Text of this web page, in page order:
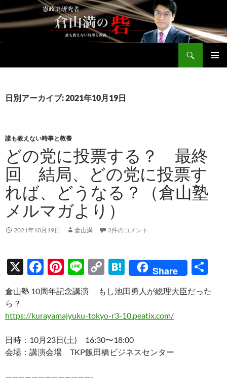
テ
ン
へ
ッ
日別アーカイブ: 2021年10月19日
誰も教えない時事と教養
どの党に投票する？ 最終
回 結局、どの党に投票す
れば、どうなる？（倉山塾
メルマガより）
2021年10月19日 倉山満 2件のコメント
X
F
ac
e
b
o
o
Pi
nt
er
es
t
Li
n
e
C
o
p
y
n
H
at
e
n
Share
倉山塾 10周年記念講演 もし池田勇人が総理大臣だった
ら？
https://kurayamajyuku-tokyo-r3-10.peatix.com/
日時：10月23日(土) 16:30〜18:00
会場：講演会場 TKP飯田橋ビジネスセンター
—————————————-